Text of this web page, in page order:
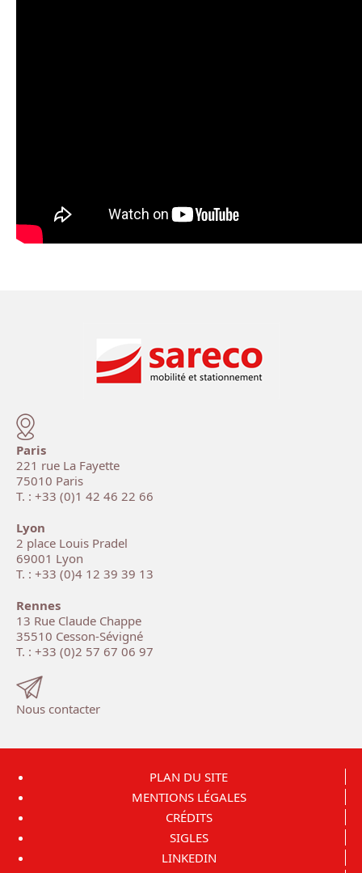
Paris
221 rue La Fayette
75010 Paris
T. : +33 (0)1 42 46 22 66
Lyon
2 place Louis Pradel
69001 Lyon
T. : +33 (0)4 12 39 39 13
Rennes
13 Rue Claude Chappe
35510 Cesson-Sévigné
T. : +33 (0)2 57 67 06 97
Nous contacter
PLAN DU SITE
MENTIONS LÉGALES
CRÉDITS
SIGLES
LINKEDIN